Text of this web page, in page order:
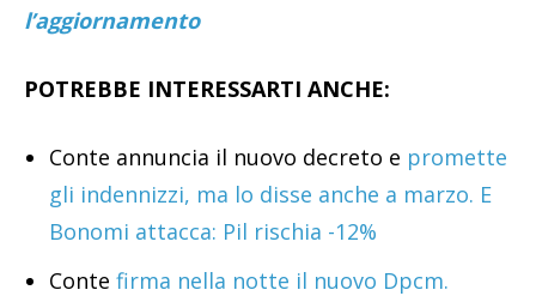
l’aggiornamento
POTREBBE INTERESSARTI ANCHE:
Conte annuncia il nuovo decreto e promette
gli indennizzi, ma lo disse anche a marzo. E
Bonomi attacca: Pil rischia -12%
Conte firma nella notte il nuovo Dpcm.